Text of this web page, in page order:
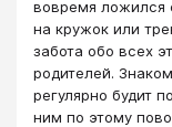
вовремя ложился
на кружок или
забота обо всех
родителей.
регулярно будит
ним по этому